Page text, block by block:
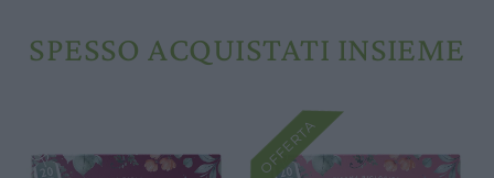
SPESSO ACQUISTATI INSIEME
OFFERTA